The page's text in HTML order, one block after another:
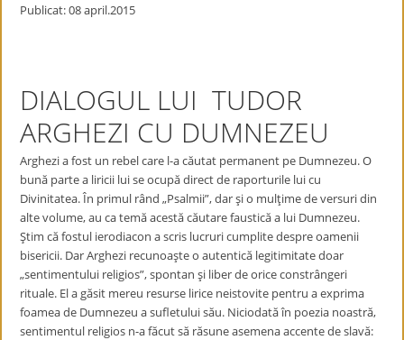
Publicat: 08 april.2015
DIALOGUL LUI TUDOR
ARGHEZI CU DUMNEZEU
Arghezi a fost un rebel care l-a căutat permanent pe Dumnezeu. O
bună parte a liricii lui se ocupă direct de raporturile lui cu
Divinitatea. În primul rând „Psalmii”, dar şi o mulţime de versuri din
alte volume, au ca temă acestă căutare faustică a lui Dumnezeu.
Ştim că fostul ierodiacon a scris lucruri cumplite despre oamenii
bisericii. Dar Arghezi recunoaşte o autentică legitimitate doar
„sentimentului religios”, spontan şi liber de orice constrângeri
rituale. El a găsit mereu resurse lirice neistovite pentru a exprima
foamea de Dumnezeu a sufletului său. Niciodată în poezia noastră,
sentimentul religios n-a făcut să răsune asemena accente de slavă: